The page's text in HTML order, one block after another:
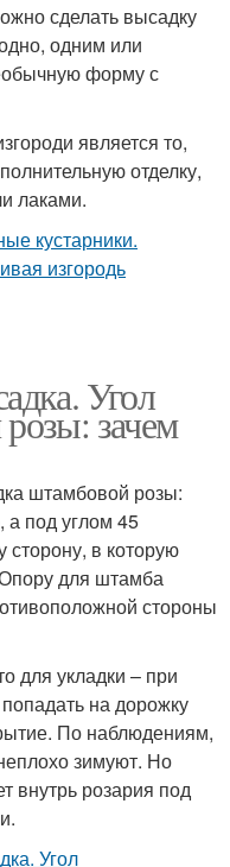
сделать высадку
одним или
форму с
является то,
отделку,
лаками.
Угол
зачем
штамбовой розы:
под углом 45
сторону, в которую
для штамба
стороны
для укладки – при
на дорожку
По наблюдениям,
зимуют. Но
внутрь розария под